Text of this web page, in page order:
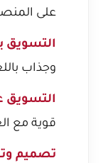
على
التسويق
وجذاب
التسويق
قوية مع
تصميم